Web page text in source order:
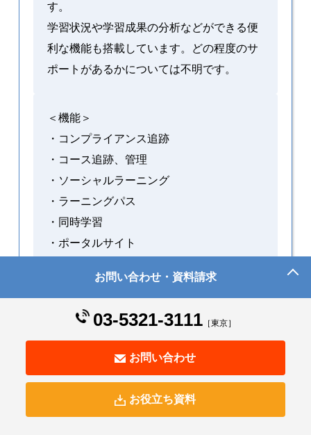
す。
学習状況や学習成果の分析などができる便
利な機能も搭載しています。どの程度のサ
ポートがあるかについては不明です。
＜機能＞
・コンプライアンス追跡
・コース追跡、管理
・ソーシャルラーニング
・ラーニングパス
・同時学習
・ポータルサイト
・組み込みのコース作成
・集合研修
お問い合わせ・資料請求
03-5321-3111［東京］
お問い合わせ
お役立ち資料